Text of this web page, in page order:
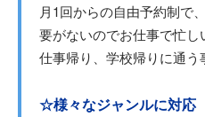
月1回からの自由予約制で
要がないのでお仕事で忙し
仕事帰り、学校帰りに通う
☆様々なジャンルに対応